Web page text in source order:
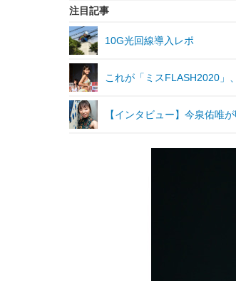
注目記事
10G光回線導入レポ
これが「ミスFLASH2020」
【インタビュー】今泉佑唯